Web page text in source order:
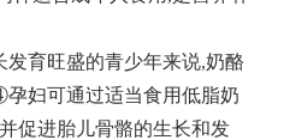
育旺盛的青少年来说,奶酪
妇可通过适当食用低脂奶
促进胎儿骨骼的生长和发